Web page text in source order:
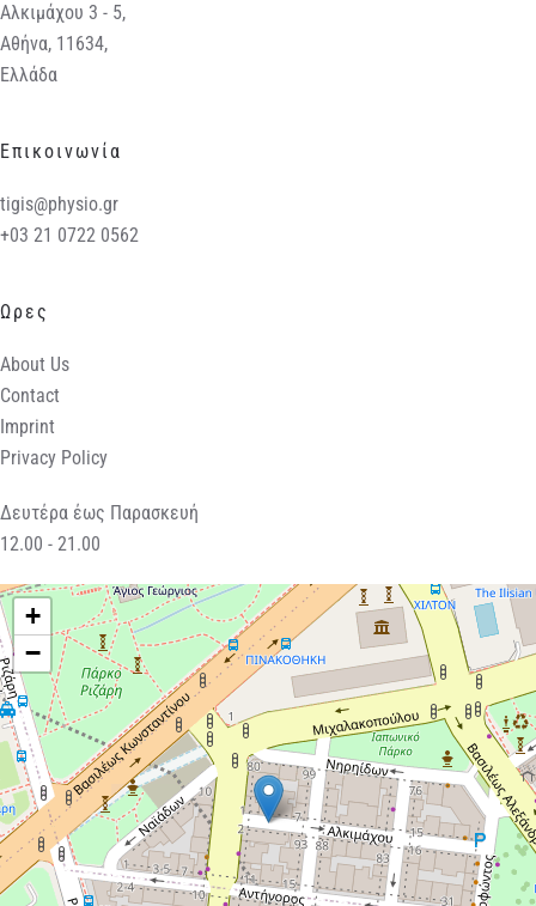
Αλκιμάχου 3 - 5,
Αθήνα, 11634,
Ελλάδα
Επικοινωνία
tigis@physio.gr
+03 21 0722 0562
Ωρες
About Us
Contact
Imprint
Privacy Policy
Δευτέρα έως Παρασκευή
12.00 - 21.00
+
−